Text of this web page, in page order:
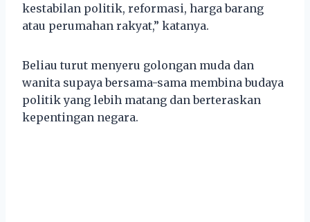
kestabilan politik, reformasi, harga barang
atau perumahan rakyat,” katanya.
Beliau turut menyeru golongan muda dan
wanita supaya bersama-sama membina budaya
politik yang lebih matang dan berteraskan
kepentingan negara.